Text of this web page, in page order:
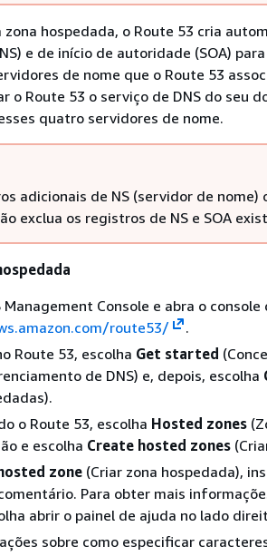
zona hospedada, o Route 53 cria
e de início de autoridade (SOA)
de nome que o Route 53
o Route 53 o serviço de DNS do seu
quatro servidores de nome.
adicionais de NS (servidor de nome)
exclua os registros de NS e SOA
Management Console e abra o console
route53/
.
Route 53, escolha Get started
de DNS) e, depois, escolha
o Route 53, escolha Hosted zones
e escolha Create hosted zones
zone (Criar zona hospedada),
Para obter mais
abrir o painel de ajuda no lado
sobre como especificar